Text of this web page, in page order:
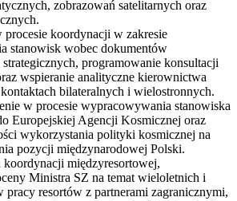
zobrazowań satelitarnych oraz
procesie koordynacji w zakresie
stanowisk wobec dokumentów
programowanie konsultacji
wspieranie analityczne kierownictwa
bilateralnych i wielostronnych.
w procesie wypracowywania stanowiska
Europejskiej Agencji Kosmicznej oraz
wykorzystania polityki kosmicznej na
pozycji międzynarodowej Polski.
koordynacji międzyresortowej,
Ministra SZ na temat wieloletnich i
pracy resortów z partnerami zagranicznymi,